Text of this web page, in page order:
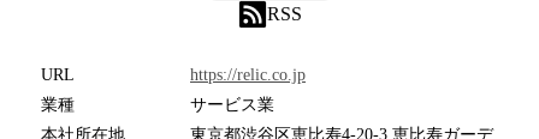
RSS
URL
https://relic.co.jp
業種
サービス業
本社所在地
東京都渋谷区恵比寿4-20-3 恵比寿ガーデ